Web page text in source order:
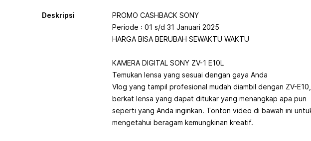
Deskripsi
PROMO CASHBACK SONY
Periode : 01 s/d 31 Januari 2025
HARGA BISA BERUBAH SEWAKTU WAKTU
KAMERA DIGITAL SONY ZV-1 E10L
Temukan lensa yang sesuai dengan gaya Anda
Vlog yang tampil profesional mudah diambil dengan ZV-E10,
berkat lensa yang dapat ditukar yang menangkap apa pun
seperti yang Anda inginkan. Tonton video di bawah ini
mengetahui beragam kemungkinan kreatif.